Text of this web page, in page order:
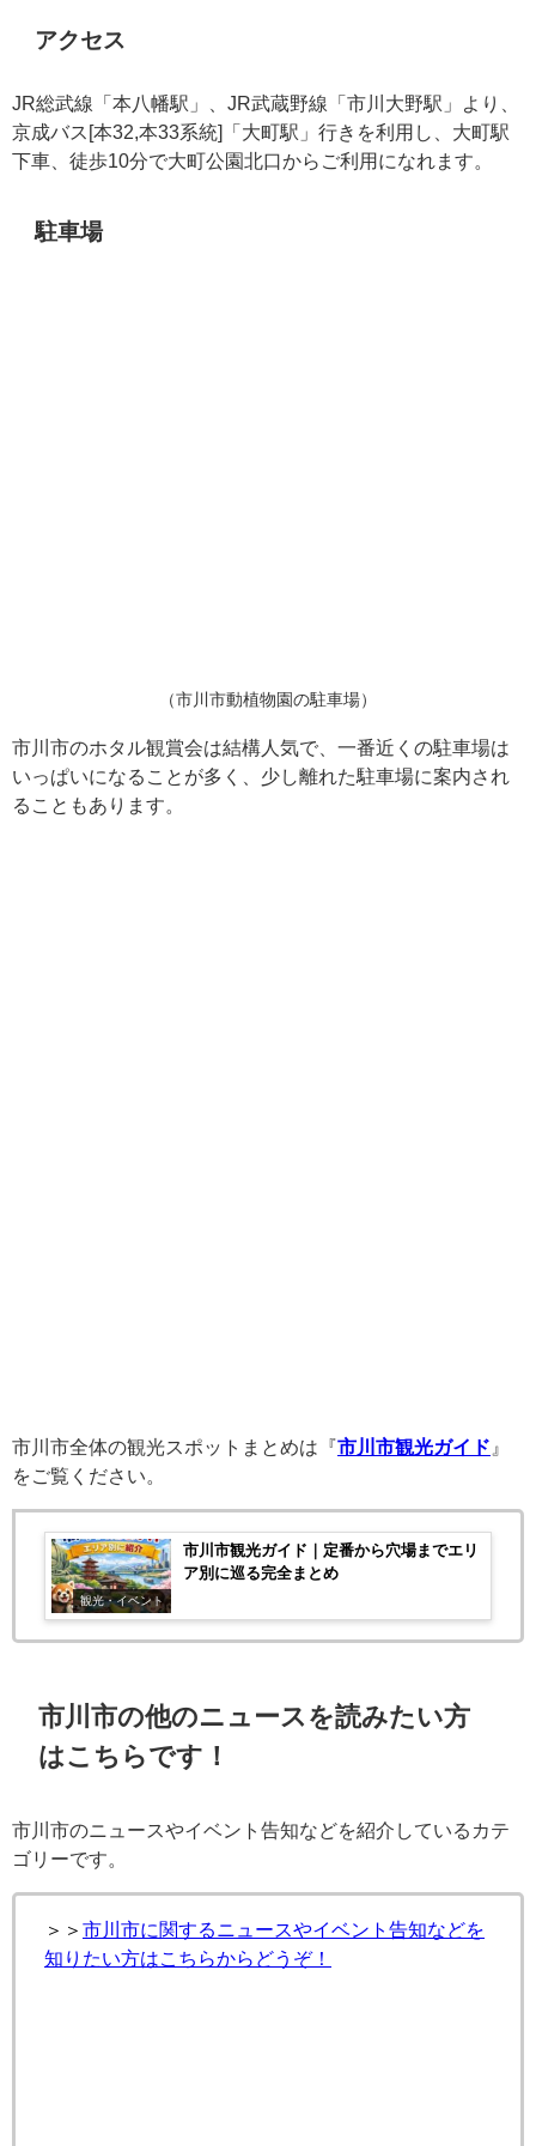
アクセス
JR総武線「本八幡駅」、JR武蔵野線「市川大野駅」より、
京成バス[本32,本33系統]
「大町駅」行きを利用し、大町駅
下車、徒歩10分で大町公園北口からご利用になれます。
駐車場
（市川市動植物園の駐車場）
市川市のホタル観賞会は結構人気で、一番近くの駐車場は
いっぱいになることが多く、少し離れた駐車場に案内され
ることもあります。
市川市全体の観光スポットまとめは『市川市観光ガイド 』
をご覧ください。
観光・イベント
市川市観光ガイド｜定番から穴場までエリ
ア別に巡る完全まとめ
市川市の他のニュースを読みたい方
はこちらです！
市川市のニュースやイベント告知などを紹介しているカテ
ゴリーです。
＞＞ 市川市に関するニュースやイベント告知などを
知りたい方はこちらからどうぞ！